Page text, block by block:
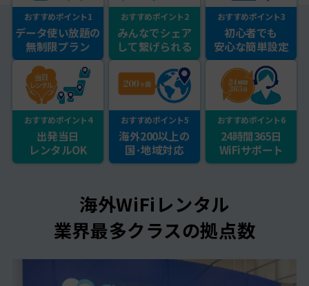
おすすめポイント1
データ使い放題の
無制限プラン
おすすめポイント2
みんなでシェア
して繋げられる
おすすめポイント3
初心者でも
安心な簡単設定
おすすめポイント4
出発当日
レンタルOK
おすすめポイント5
海外200以上の
国･地域対応
おすすめポイント6
24時間365日
WiFiサポート
海外WiFiレンタル
業界最多クラスの拠点数